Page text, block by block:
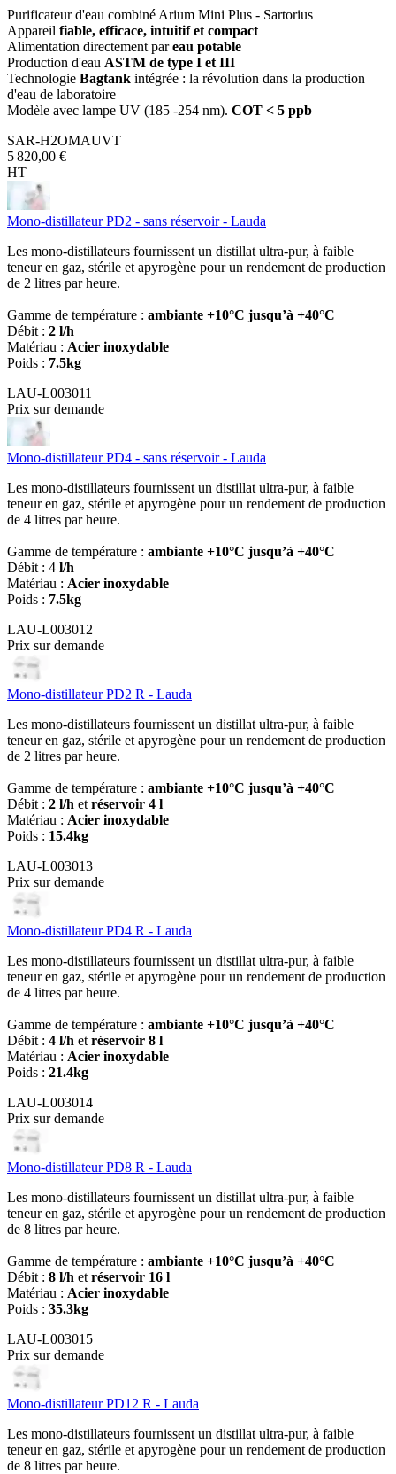
Purificateur d'eau combiné Arium Mini Plus - Sartorius
Appareil fiable, efficace, intuitif et compact
Alimentation directement pareau potable
Production d'eau ASTM de type I et III
Technologie Bagtank intégrée : la révolution dans la production
d'eau de laboratoire
Modèle avec lampe UV (185 -254 nm). COT < 5 ppb
SAR-H2OMAUVT
5 820,00 €
HT
Mono-distillateur PD2 - sans réservoir - Lauda
Les mono-distillateurs fournissent un distillat ultra-pur, à faible
teneur en gaz, stérile et apyrogène pour un rendement de production
de 2 litres par heure.
Gamme de température : ambiante +10°C jusqu’à +40°C
Débit : 2 l/h
Matériau : Acier inoxydable
Poids : 7.5kg
LAU-L003011
Prix sur demande
Mono-distillateur PD4 - sans réservoir - Lauda
Les mono-distillateurs fournissent un distillat ultra-pur, à faible
teneur en gaz, stérile et apyrogène pour un rendement de production
de 4 litres par heure.
Gamme de température : ambiante +10°C jusqu’à +40°C
Débit : 4 l/h
Matériau : Acier inoxydable
Poids : 7.5kg
LAU-L003012
Prix sur demande
Mono-distillateur PD2 R - Lauda
Les mono-distillateurs fournissent un distillat ultra-pur, à faible
teneur en gaz, stérile et apyrogène pour un rendement de production
de 2 litres par heure.
Gamme de température : ambiante +10°C jusqu’à +40°C
Débit : 2 l/h et réservoir 4 l
Matériau : Acier inoxydable
Poids : 15.4kg
LAU-L003013
Prix sur demande
Mono-distillateur PD4 R - Lauda
Les mono-distillateurs fournissent un distillat ultra-pur, à faible
teneur en gaz, stérile et apyrogène pour un rendement de production
de 4 litres par heure.
Gamme de température : ambiante +10°C jusqu’à +40°C
Débit : 4 l/h et réservoir 8 l
Matériau : Acier inoxydable
Poids : 21.4kg
LAU-L003014
Prix sur demande
Mono-distillateur PD8 R - Lauda
Les mono-distillateurs fournissent un distillat ultra-pur, à faible
teneur en gaz, stérile et apyrogène pour un rendement de production
de 8 litres par heure.
Gamme de température : ambiante +10°C jusqu’à +40°C
Débit : 8 l/h et réservoir 16 l
Matériau : Acier inoxydable
Poids : 35.3kg
LAU-L003015
Prix sur demande
Mono-distillateur PD12 R - Lauda
Les mono-distillateurs fournissent un distillat ultra-pur, à faible
teneur en gaz, stérile et apyrogène pour un rendement de production
de 8 litres par heure.